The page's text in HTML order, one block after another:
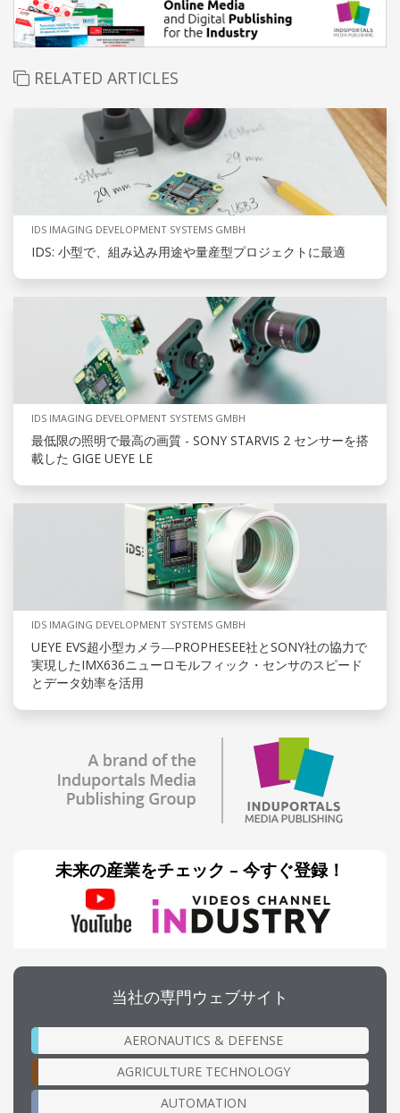
RELATED ARTICLES
IDS IMAGING DEVELOPMENT SYSTEMS GMBH
IDS: 小型で、組み込み用途や量産型プロジェクトに最適
IDS IMAGING DEVELOPMENT SYSTEMS GMBH
最低限の照明で最高の画質 - SONY STARVIS 2 センサーを搭
載した GIGE UEYE LE
IDS IMAGING DEVELOPMENT SYSTEMS GMBH
UEYE EVS超小型カメラ―PROPHESEE社とSONY社の協力で
実現したIMX636ニューロモルフィック・センサのスピード
とデータ効率を活用
未来の産業をチェック – 今すぐ登録！
当社の専門ウェブサイト
AERONAUTICS & DEFENSE
AGRICULTURE TECHNOLOGY
AUTOMATION